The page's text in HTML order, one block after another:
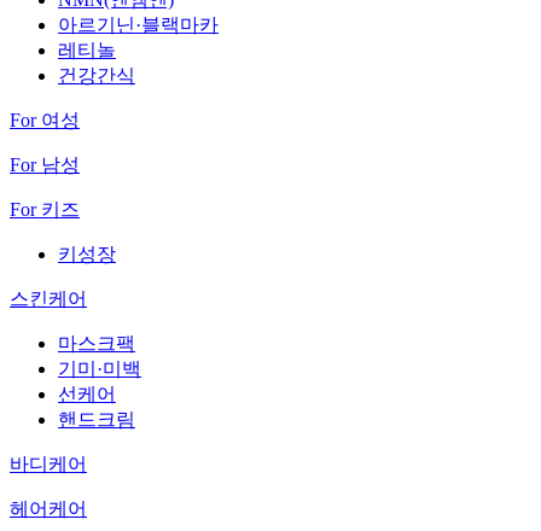
아르기닌·블랙마카
레티놀
건강간식
For 여성
For 남성
For 키즈
키성장
스킨케어
마스크팩
기미·미백
선케어
핸드크림
바디케어
헤어케어